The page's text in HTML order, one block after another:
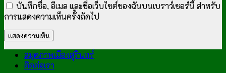
บันทึกชื่อ, อีเมล และชื่อเว็บไซต์ของฉันบนเบราว์เซอร์นี้ สำหรับ
การแสดงความเห็นครั้งถัดไป
สมุดภาพเมืองสุรินทร์
ติดต่อเรา